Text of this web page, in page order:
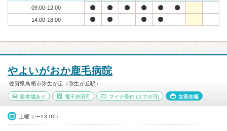
09:00-12:00
14:00-18:00
やよいがおか鹿毛病院
佐賀県鳥栖市弥生が丘（弥生が丘駅）
駐車場あり 電子決済可 マイナ受付 (スマホ可) 女医在籍
土曜（〜13:00）